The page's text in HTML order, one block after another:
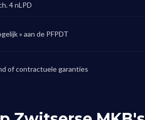
4 nLPD
» aan de PFPDT
of contractuele garanties